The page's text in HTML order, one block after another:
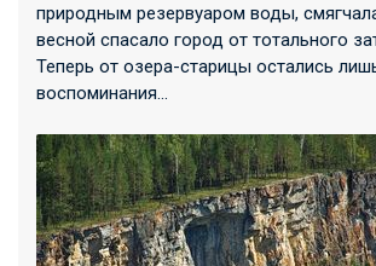
природным резервуаром воды,
весной спасало город от тотального
Теперь от озера-старицы остались
воспоминания...